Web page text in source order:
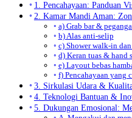
1. Pencahayaan: Panduan
2. Kamar Mandi Aman:
a) Grab bar &
b) Alas anti-selip
c) Shower walk-in
d) Keran tuas & hand
e) Layout bebas
f) Pencahayaan yang
3. Sirkulasi Udara &
4. Teknologi Bantuan &
5. Dukungan Emosional: